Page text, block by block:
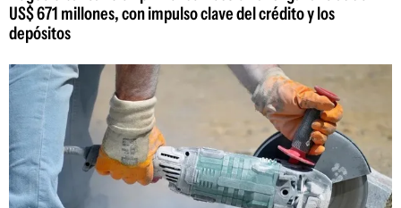
US$ 671 millones, con impulso clave del crédito y los
depósitos